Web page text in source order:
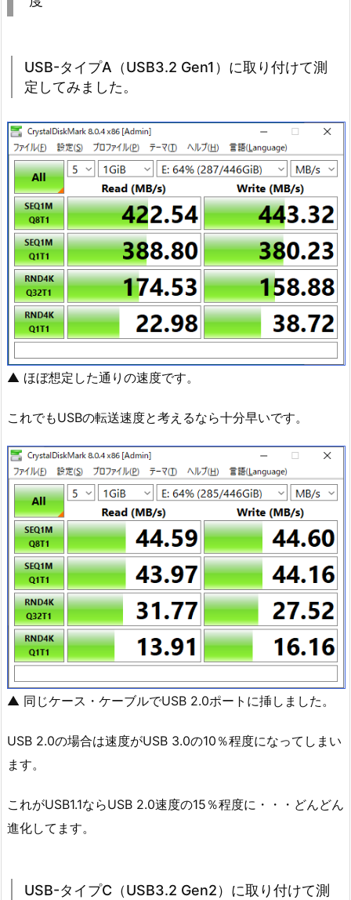
USB-タイプA（USB3.2 Gen1）に取り付けて測
定してみました。
▲ ほぼ想定した通りの速度です。
これでもUSBの転送速度と考えるなら十分早いです。
▲ 同じケース・ケーブルでUSB 2.0ポートに挿しました。
USB 2.0の場合は速度がUSB 3.0の10％程度になってしまい
ます。
これがUSB1.1ならUSB 2.0速度の15％程度に・・・どんどん
進化してます。
USB-タイプC（USB3.2 Gen2）に取り付けて測